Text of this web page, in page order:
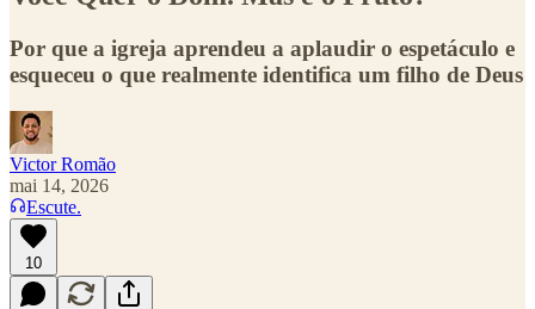
Por que a igreja aprendeu a aplaudir o espetáculo e
esqueceu o que realmente identifica um filho de Deus
Victor Romão
mai 14, 2026
Escute.
10